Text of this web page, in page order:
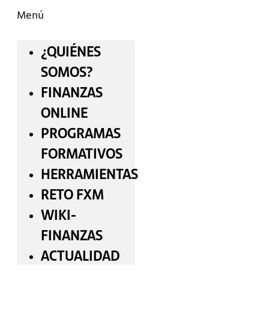
Menú
¿QUIÉNES
SOMOS?
FINANZAS
ONLINE
PROGRAMAS
FORMATIVOS
HERRAMIENTAS
RETO FXM
WIKI-
FINANZAS
ACTUALIDAD